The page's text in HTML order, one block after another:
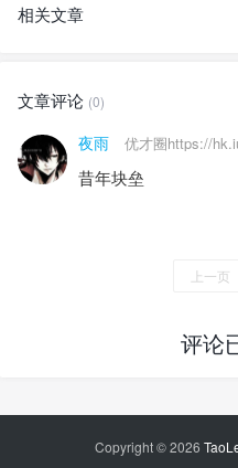
相关文章
文章评论 (0)
夜雨 优才圈https://
昔年块垒
上一页
评论
Copyright © 2026